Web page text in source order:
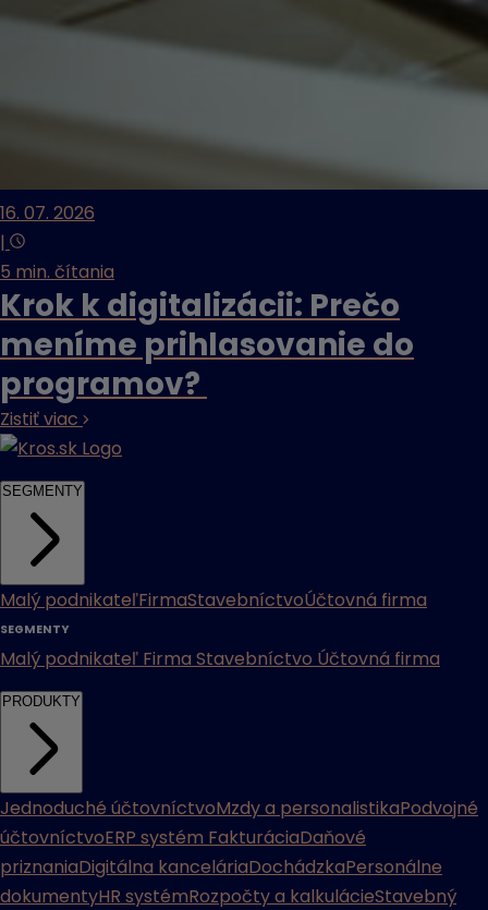
16. 07. 2026
|
5 min. čítania
Krok k digitalizácii: Prečo
meníme prihlasovanie do
programov?
Zistiť viac
SEGMENTY
Malý podnikateľFirmaStavebníctvoÚčtovná firma
SEGMENTY
Malý podnikateľ Firma Stavebníctvo Účtovná firma
PRODUKTY
Jednoduché účtovníctvoMzdy a personalistikaPodvojné
účtovníctvoERP systém FakturáciaDaňové
priznaniaDigitálna kanceláriaDochádzkaPersonálne
dokumentyHR systémRozpočty a kalkulácieStavebný